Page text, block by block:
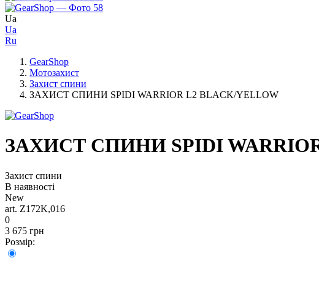
Ua
Ua
Ru
GearShop
Мотозахист
Захист спини
ЗАХИСТ СПИНИ SPIDI WARRIOR L2 BLACK/YELLOW
ЗАХИСТ СПИНИ SPIDI
Захист спини
В наявності
New
art. Z172K,016
0
3 675 грн
Розмір: